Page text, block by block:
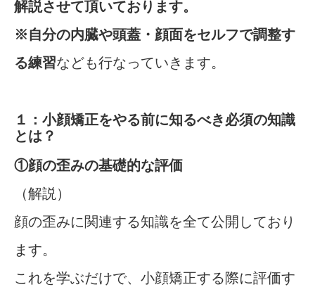
解説させて頂いております。
※自分の内臓や頭蓋・顔面をセルフで調整す
る練習なども行なっていきます。
１：小顔矯正をやる前に知るべき必須の知識
とは？
①顔の歪みの基礎的な評価
（解説）
顔の歪みに関連する知識を全て公開しており
ます。
これを学ぶだけで、小顔矯正する際に評価す